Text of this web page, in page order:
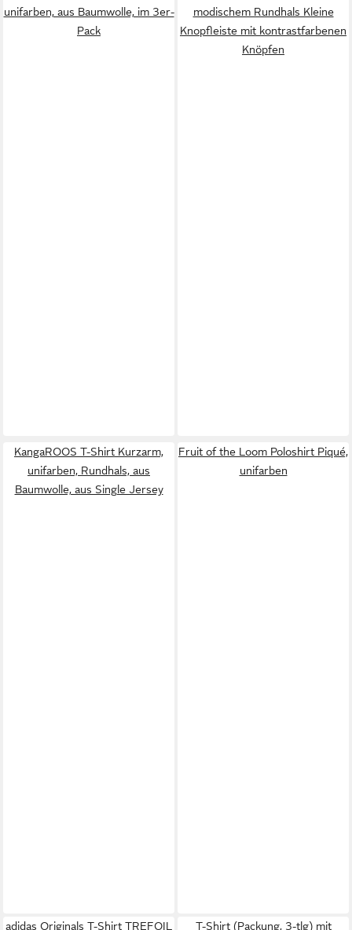
unifarben, aus Baumwolle, im 3er-
Pack
modischem Rundhals Kleine
Knopfleiste mit kontrastfarbenen
Knöpfen
KangaROOS T-Shirt Kurzarm,
unifarben, Rundhals, aus
Baumwolle, aus Single Jersey
Fruit of the Loom Poloshirt Piqué,
unifarben
adidas Originals T-Shirt TREFOIL T-Shirt (Packung, 3-tlg) mit